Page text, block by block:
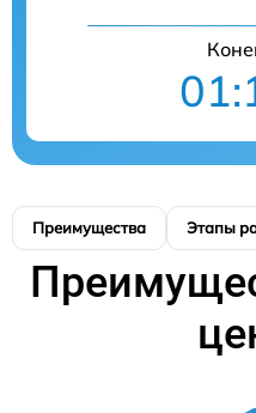
Преимущества Этапы